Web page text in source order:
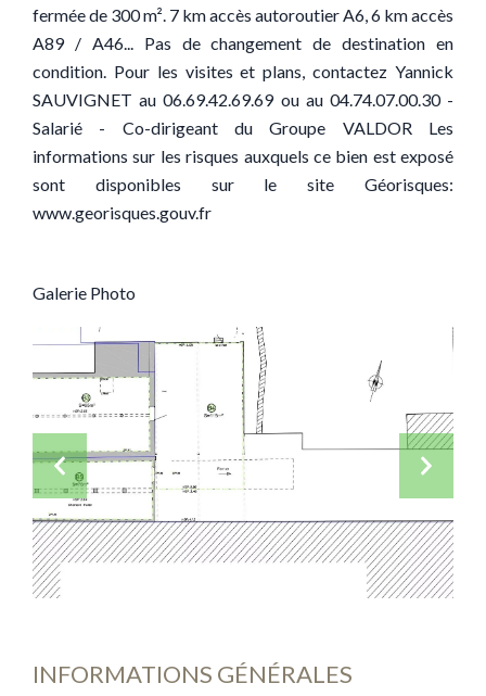
fermée de 300 m². 7 km accès autoroutier A6, 6 km accès
A89 / A46... Pas de changement de destination en
condition. Pour les visites et plans, contactez Yannick
SAUVIGNET au 06.69.42.69.69 ou au 04.74.07.00.30 -
Salarié - Co-dirigeant du Groupe VALDOR Les
informations sur les risques auxquels ce bien est exposé
sont disponibles sur le site Géorisques:
www.georisques.gouv.fr
Galerie Photo
INFORMATIONS GÉNÉRALES